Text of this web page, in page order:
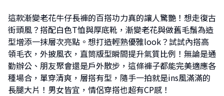
這款漸變老花牛仔長褲的百搭功力真的讓人驚艷！想走復古
街頭風？搭配白色T恤與厚底靴，漸變老花與做舊毛鬚為造
型增添一抹層次亮點。想打造輕熟優雅look？試試內搭高
領毛衣，外披風衣，直筒版型瞬間提升氣質比例！無論是通
勤辦公、朋友聚會還是戶外散步，這條褲子都能完美適應各
種場合，單穿清爽，層搭有型，隨手一拍就是ins風滿滿的
長腿大片！男女皆宜，情侶穿搭也超有CP感！